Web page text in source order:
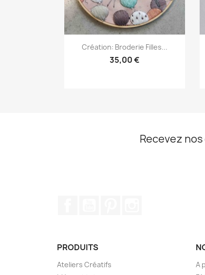
Aperçu rapide
Création: Broderie Filles...
35,00 €
Recevez
PRODUITS
Ateliers Créatifs
A